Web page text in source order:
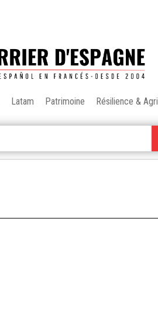
Latam Patrimoine Résilience & Agri